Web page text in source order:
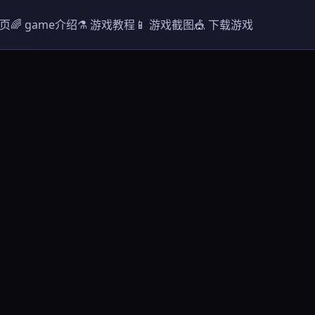
🌈 game介绍⚗️ 游戏教程 📱 游戏截图🎪 下载游戏